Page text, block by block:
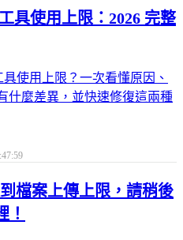
具使用上限：2026 完整
使用上限？一次看懂原因、
什麼差異，並快速修復這兩種
檔案上傳上限，請稍後
！